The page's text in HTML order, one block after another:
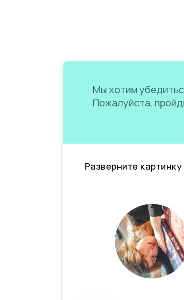
Мы хотим
Пожалуйста,
Разверните